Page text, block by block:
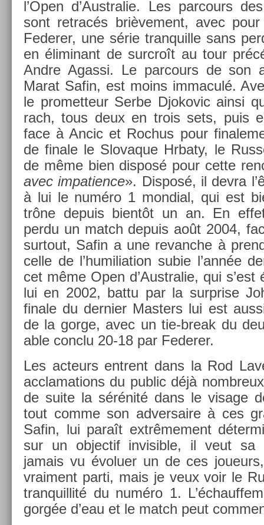
l’Open d’Australie. Les par­cours
sont re­tracés briè­ve­ment, avec
Feder­er, une série tran­quil­le sans
en éli­minant de sur­croît au tour
Andre Agas­si. Le par­cours de son
Marat Safin, est moins im­maculé.
le pro­met­teur Serbe Djokovic ainsi
rach, tous deux en trois sets, puis
face à Ancic et Roc­hus pour
de fin­ale le Slovaque Hrbaty, le
de même bien dis­posé pour cette
avec im­pati­ence». Dis­posé, il devra
à lui le numéro 1 mon­di­al, qui est
trône de­puis bientôt un an. En
perdu un match de­puis août 2004,
sur­tout, Safin a une re­vanche à
celle de l’humilia­tion subie l’année
cet même Open d’Australie, qui
lui en 2002, battu par la sur­pr­ise
finale du de­rni­er Mast­ers lui est
de la gorge, avec un tie-break du
able con­clu 20-18 par Feder­er.
Les ac­teurs en­trent dans la Rod
acclama­tions du pub­lic déjà
de suite la sérénité dans le visage
tout comme son ad­versaire à ces
Safin, lui paraît ex­trême­ment
sur un ob­jec­tif in­visib­le, il veut sa
jamais vu évolu­er un de ces
vrai­ment parti, mais je veux voir le
tran­quil­lité du numéro 1.
gorgée d’eau et le match peut